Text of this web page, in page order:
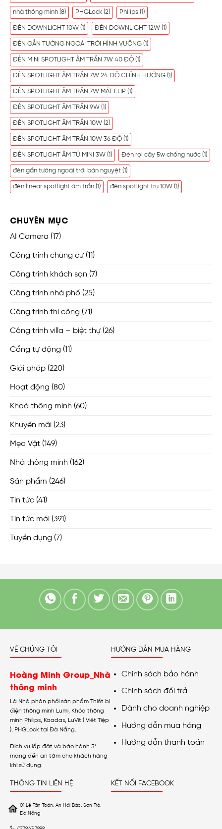
nhà thông minh (8) PHGLock (2) Philips (1)
ĐÈN DOWNLIGHT 10W (1) ĐÈN DOWNLIGHT 12W (1)
ĐÈN GẮN TƯỜNG NGOÀI TRỜI HÌNH VUÔNG (1)
ĐÈN MINI SPOTLIGHT ÂM TRẦN 7W 40 ĐỘ (1)
ĐÈN SPOTLIGHT ÂM TRẦN 7W 24 ĐỘ CHỈNH HƯỚNG (1)
ĐÈN SPOTLIGHT ÂM TRẦN 7W MẶT ELIP (1)
ĐÈN SPOTLIGHT ÂM TRẦN 9W (1)
ĐÈN SPOTLIGHT ÂM TRẦN 10W (2)
ĐÈN SPOTLIGHT ÂM TRẦN 10W 36 ĐỘ (1)
ĐÈN SPOTLIGHT ÂM TỦ MINI 3W (1) Đèn rọi cây 5w chống nước (1)
đèn gắn tường ngoài trời bán nguyệt (1)
đèn linear spotlight âm trần (1) đèn spotlight trụ 10W (1)
CHUYÊN MỤC
AI Camera (17)
Công trình chung cư(11)
Công trình khách sạn (7)
Công trình nhà phố (25)
Công trình thi công (71)
Công trình villa – biệt thự(26)
Cổng tự động (11)
Giải pháp (220)
Hoạt động (80)
Khoá thông minh (60)
Khuyến mãi (23)
Mẹo Vặt (149)
Nhà thông minh (162)
Sản phẩm (246)
Tin tức (41)
Tin tức mới (391)
Tuyển dụng (7)
VỀ CHÚNG TÔI
Hoàng Minh Group_Nhà
thông minh
Là Nhà phân phối sản phẩm Thiết bị
điện thông minh Lumi, Khóa thông
minh Philips, Kaadas, LuVit ( Việt Tiệp
), PHGLock tại Đà Nẵng.
Dịch vụ lắp đặt và bảo hành 5*
mang đến an tâm cho khách hàng
khi sử dụng.
HƯỚNG DẪN MUA HÀNG
Chính sách bảo hành
Chính sách đổi trả
Dành cho doanh nghiệp
Hướng dẫn mua hàng
Hướng dẫn thanh toán
THÔNG TIN LIÊN HỆ
01 Lê Tấn Toán, An Hải Bắc, Sơn Trà,
Đà Nẵng
KẾT NỐI FACEBOOK